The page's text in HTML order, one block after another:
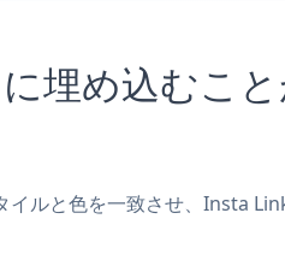
め込むこ
ルと色を一致させ、Insta